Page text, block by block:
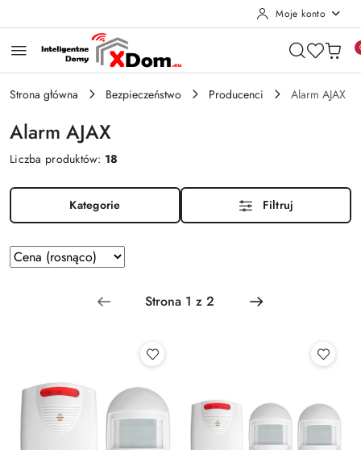
Moje konto
Strona główna Bezpieczeństwo Producenci Alarm AJAX
Alarm AJAX
Liczba produktów: 18
Kategorie Filtruj
Zastosowano
sortowanie:
Sortuj
według